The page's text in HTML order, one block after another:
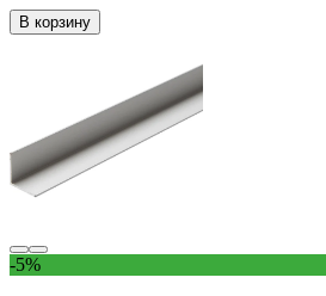
В корзину
-5%